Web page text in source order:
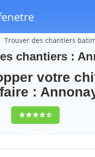
Trouver des chantiers
chantiers :
votre
:
9,5(100%)57
votes